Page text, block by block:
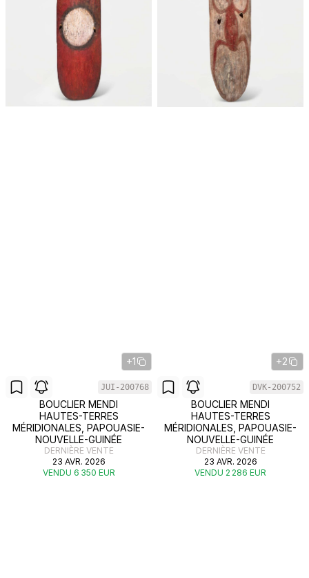
+1
JUI-200768
BOUCLIER MENDI
HAUTES-TERRES
MÉRIDIONALES, PAPOUASIE-
NOUVELLE-GUINÉE
DERNIÈRE VENTE
23 AVR. 2026
VENDU 6 350 EUR
+2
DVK-200752
BOUCLIER MENDI
HAUTES-TERRES
MÉRIDIONALES, PAPOUASIE-
NOUVELLE-GUINÉE
DERNIÈRE VENTE
23 AVR. 2026
VENDU 2 286 EUR